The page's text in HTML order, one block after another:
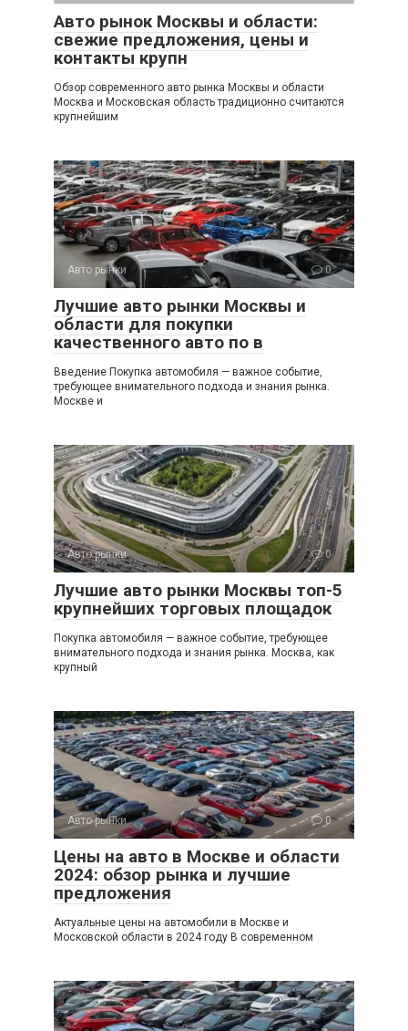
Авто рынок Москвы и области:
свежие предложения, цены и
контакты крупн
Обзор современного авто рынка Москвы и области
Москва и Московская область традиционно считаются
крупнейшим
Авто рынки 0
Лучшие авто рынки Москвы и
области для покупки
качественного авто по в
Введение Покупка автомобиля — важное событие,
требующее внимательного подхода и знания рынка.
Москве и
Авто рынки 0
Лучшие авто рынки Москвы топ-5
крупнейших торговых площадок
Покупка автомобиля — важное событие, требующее
внимательного подхода и знания рынка. Москва, как
крупный
Авто рынки 0
Цены на авто в Москве и области
2024: обзор рынка и лучшие
предложения
Актуальные цены на автомобили в Москве и
Московской области в 2024 году В современном